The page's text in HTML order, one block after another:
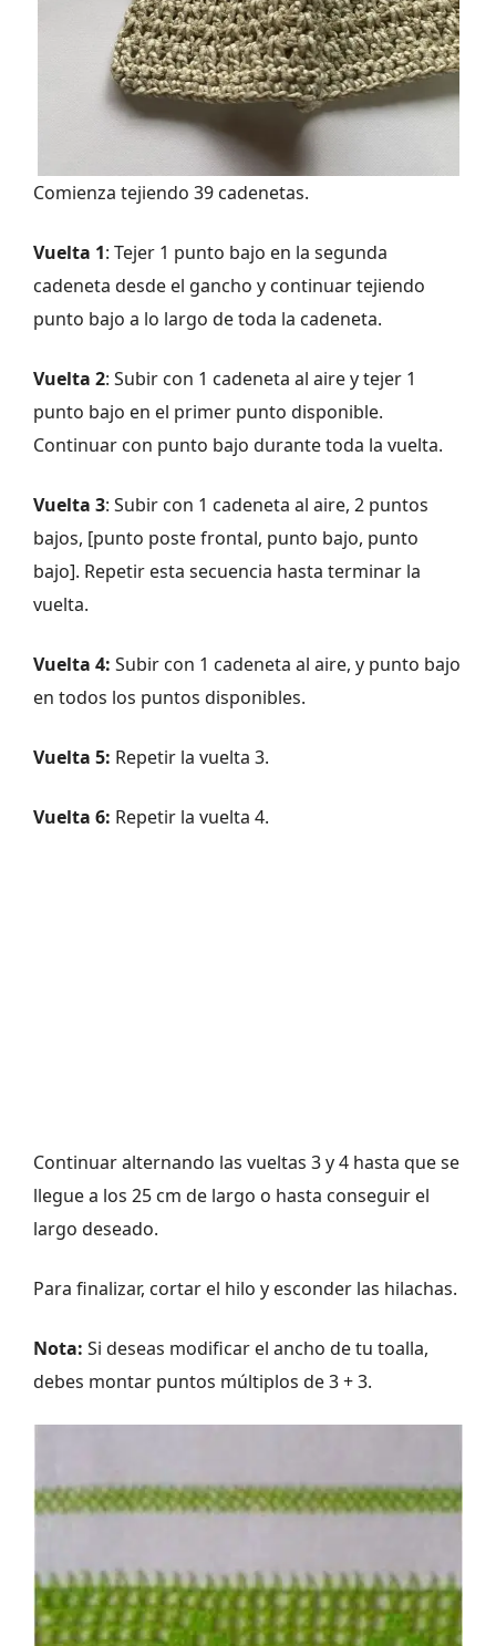
Comienza tejiendo 39 cadenetas.
Vuelta 1: Tejer 1 punto bajo en la segunda
cadeneta desde el gancho y continuar tejiendo
punto bajo a lo largo de toda la cadeneta.
Vuelta 2: Subir con 1 cadeneta al aire y tejer 1
punto bajo en el primer punto disponible.
Continuar con punto bajo durante toda la vuelta.
Vuelta 3: Subir con 1 cadeneta al aire, 2 puntos
bajos, [punto poste frontal, punto bajo, punto
bajo]. Repetir esta secuencia hasta terminar la
vuelta.
Vuelta 4: Subir con 1 cadeneta al aire, y punto bajo
en todos los puntos disponibles.
Vuelta 5: Repetir la vuelta 3.
Vuelta 6: Repetir la vuelta 4.
Continuar alternando las vueltas 3 y 4 hasta que se
llegue a los 25 cm de largo o hasta conseguir el
largo deseado.
Para finalizar, cortar el hilo y esconder las hilachas.
Nota: Si deseas modificar el ancho de tu toalla,
debes montar puntos múltiplos de 3 + 3.